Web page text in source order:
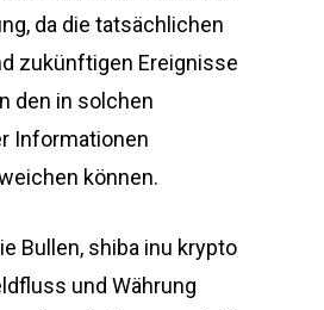
da die tatsächlichen
zukünftigen Ereignisse
den in solchen
Informationen
können.
Bullen, shiba inu krypto
und Währung